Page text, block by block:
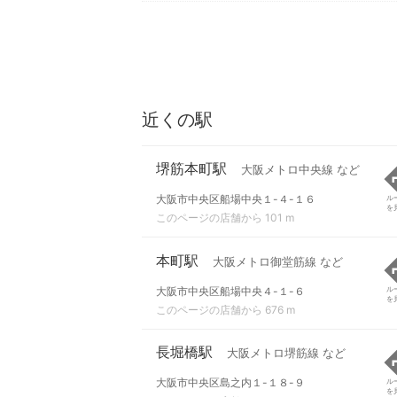
近くの駅
堺筋本町駅 大阪メトロ中央線 など
大阪市中央区船場中央１-４-１６
このページの店舗から 101 m
ル
を
本町駅 大阪メトロ御堂筋線 など
大阪市中央区船場中央４-１-６
このページの店舗から 676 m
ル
を
長堀橋駅 大阪メトロ堺筋線 など
大阪市中央区島之内１-１８-９
ル
を